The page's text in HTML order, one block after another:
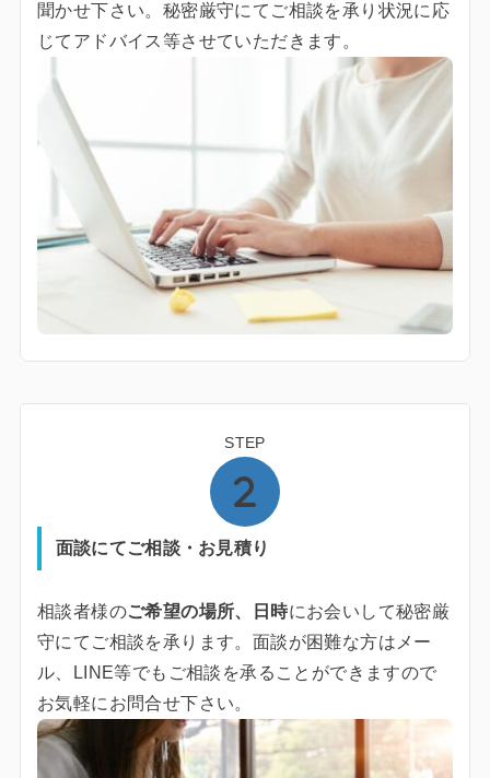
聞かせ下さい。秘密厳守にてご相談を承り状況に応
じてアドバイス等させていただきます。
STEP
面談にてご相談・お見積り
相談者様のご希望の場所、日時にお会いして秘密厳
守にてご相談を承ります。面談が困難な方はメー
ル、LINE等でもご相談を承ることができますので
お気軽にお問合せ下さい。